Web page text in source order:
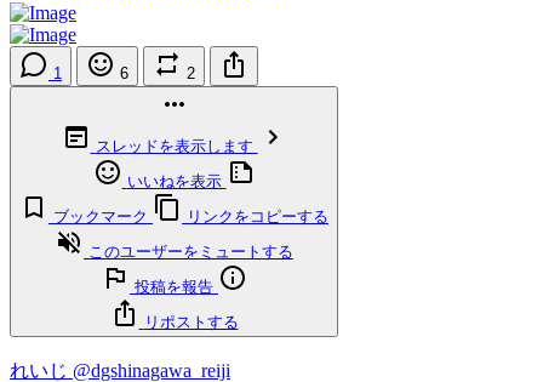
1 6 2
スレッドを表示します
いいねを表示
ブックマーク
リンクをコピーする
このユーザーをミュートする
投稿を報告
リポストする
れいじ @dgshinagawa_reiji